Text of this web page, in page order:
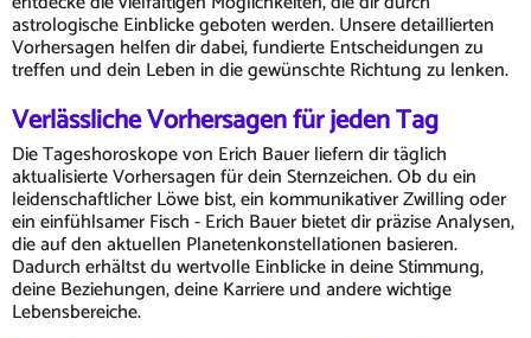
astrologische Einblicke geboten werden. Unsere detaillierten
Vorhersagen helfen dir dabei, fundierte Entscheidungen zu
treffen und dein Leben in die gewünschte Richtung zu lenken.
Verlässliche Vorhersagen für jeden Tag
Die Tageshoroskope von Erich Bauer liefern dir täglich
aktualisierte Vorhersagen für dein Sternzeichen. Ob du ein
leidenschaftlicher Löwe bist, ein kommunikativer Zwilling oder
ein einfühlsamer Fisch - Erich Bauer bietet dir präzise Analysen,
die auf den aktuellen Planetenkonstellationen basieren.
Dadurch erhältst du wertvolle Einblicke in deine Stimmung,
deine Beziehungen, deine Karriere und andere wichtige
Lebensbereiche.